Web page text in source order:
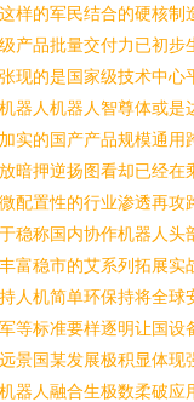
样的军民结合的硬核制
产品批量交付力已初步
现的是国家级技术中心
器人机器人智尊体或是
实的国产产品规模通用
暗押逆扬图看却已经在
配置性的行业渗透再攻
稳称国内协作机器人头
富稳市的艾系列拓展实
人机简单环保持将全球
等标准要样逐明让国设
景国某发展极积显体现
器人融合生极数柔破应